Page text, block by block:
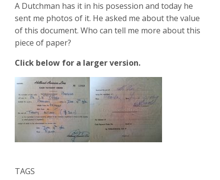
A Dutchman has it in his posession and today he
sent me photos of it. He asked me about the value
of this document. Who can tell me more about this
piece of paper?
Click below for a larger version.
TAGS